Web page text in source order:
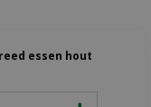
essen hout